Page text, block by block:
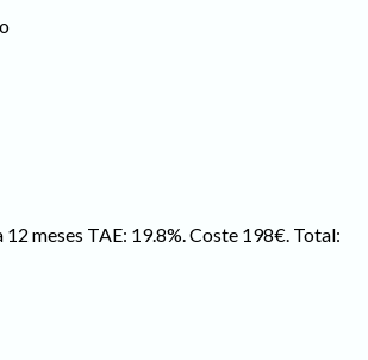
meses TAE: 19.8%. Coste 198€. Total: